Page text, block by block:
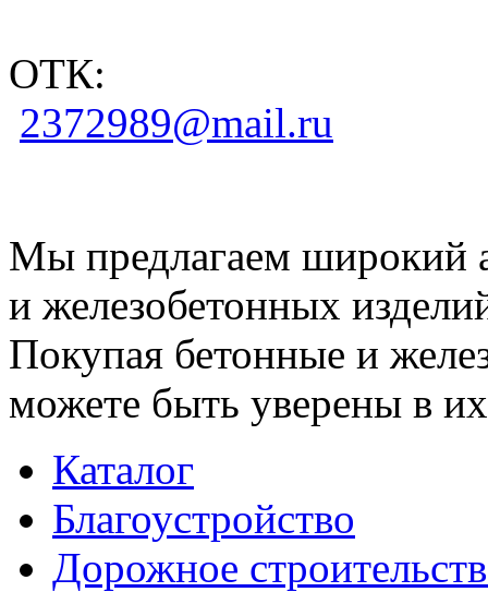
ОТК:
2372989@mail.ru
Мы предлагаем широкий
и железобетонных
Покупая бетонные и
можете быть уверены в их
Каталог
Благоустройство
Дорожное